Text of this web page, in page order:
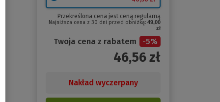
Przekreślona cena jest ceną regularną
Najniższa cena z 30 dni przed obniżką: 49,00
zł
Twoja cena z rabatem -5%
46,56zł
Nakład wyczerpany